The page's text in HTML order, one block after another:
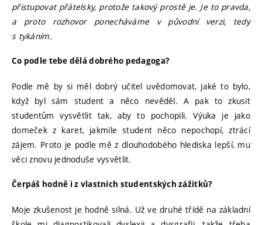
přistupovat přátelsky, protože takový prostě je. Je to pravda,
a proto rozhovor ponecháváme v původní verzi, tedy
s tykáním.
Co podle tebe dělá dobrého pedagoga?
Podle mě by si měl dobrý učitel uvědomovat, jaké to bylo,
když byl sám student a něco nevěděl. A pak to zkusit
studentům vysvětlit tak, aby to pochopili. Výuka je jako
domeček z karet, jakmile student něco nepochopí, ztrácí
zájem. Proto je podle mě z dlouhodobého hlediska lepší, mu
věci znovu jednoduše vysvětlit.
Čerpáš hodně i z vlastních studentských zážitků?
Moje zkušenost je hodně silná. Už ve druhé třídě na základní